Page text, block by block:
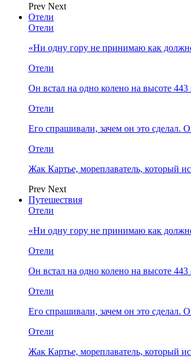
Prev Next
Отели
Отели
«Ни одну гору не принимаю как
Отели
Он встал на одно колено на высоте
Отели
Его спрашивали, зачем он это сделал.
Отели
Жак Картье, мореплаватель, который
Prev Next
Путешествия
Отели
«Ни одну гору не принимаю как
Отели
Он встал на одно колено на высоте
Отели
Его спрашивали, зачем он это сделал.
Отели
Жак Картье, мореплаватель, который